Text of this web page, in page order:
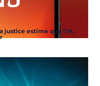
justice estime que l’IA